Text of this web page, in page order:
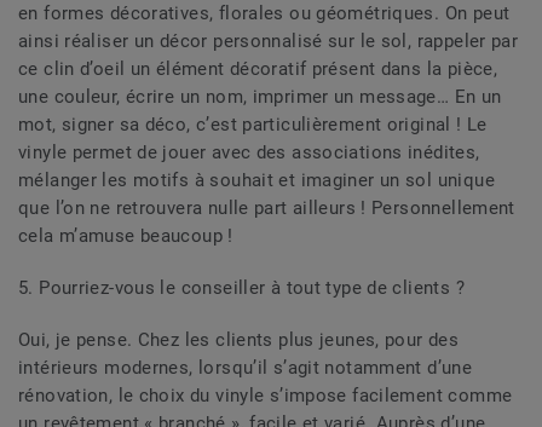
en formes décoratives, florales ou géométriques. On peut
ainsi réaliser un décor personnalisé sur le sol, rappeler par
ce clin d’oeil un élément décoratif présent dans la pièce,
une couleur, écrire un nom, imprimer un message… En un
mot, signer sa déco, c’est particulièrement original ! Le
vinyle permet de jouer avec des associations inédites,
mélanger les motifs à souhait et imaginer un sol unique
que l’on ne retrouvera nulle part ailleurs ! Personnellement
cela m’amuse beaucoup !
5. Pourriez-vous le conseiller à tout type de clients ?
Oui, je pense. Chez les clients plus jeunes, pour des
intérieurs modernes, lorsqu’il s’agit notamment d’une
rénovation, le choix du vinyle s’impose facilement comme